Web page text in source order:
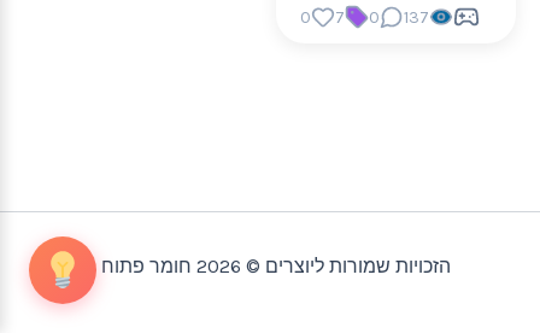
137
0
7
0
הזכויות שמורות ליוצרים © 2026 חומר פתוח |